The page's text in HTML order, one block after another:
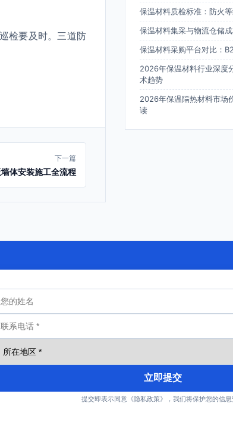
检要及时。三道防
下一篇
体安装施工全流程
保温材料质检标准：防火
保温材料集采与物流仓储
保温材料采购平台对比：
2026年保温材料行业深度
术趋势
2026年保温隔热材料市场
读
立即提交
提交即表示同意《隐私政策》，我们将保护您的信息